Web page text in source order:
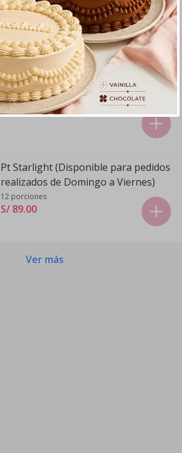
4-5 porciones
S/ 40
Regalo Estrella VAINILLA
S/ 44.00
Pt Starlight (Disponible para pedidos
realizados de Domingo a Viernes)
12 porciones
S/ 89.00
Ver más